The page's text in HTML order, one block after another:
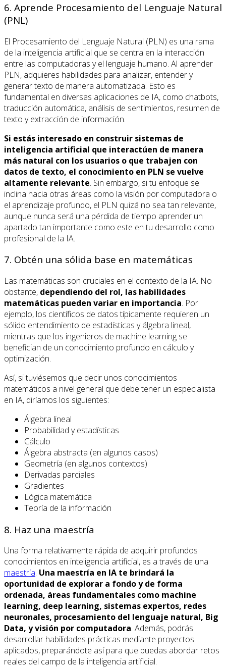
6. Aprende Procesamiento del Lenguaje Natural
(PNL)
El Procesamiento del Lenguaje Natural (PLN) es una rama
de la inteligencia artificial que se centra en la interacción
entre las computadoras y el lenguaje humano. Al aprender
PLN, adquieres habilidades para analizar, entender y
generar texto de manera automatizada. Esto es
fundamental en diversas aplicaciones de IA, como chatbots,
traducción automática, análisis de sentimientos, resumen de
texto y extracción de información.
Si estás interesado en construir sistemas de
inteligencia artificial que interactúen de manera
más natural con los usuarios o que trabajen con
datos de texto, el conocimiento en PLN se vuelve
altamente relevante. Sin embargo, si tu enfoque se
inclina hacia otras áreas como la visión por computadora o
el aprendizaje profundo, el PLN quizá no sea tan relevante,
aunque nunca será una pérdida de tiempo aprender un
apartado tan importante como este en tu desarrollo como
profesional de la IA.
7. Obtén una sólida base en matemáticas
Las matemáticas son cruciales en el contexto de la IA. No
obstante, dependiendo del rol, las habilidades
matemáticas pueden variar en importancia. Por
ejemplo, los científicos de datos típicamente requieren un
sólido entendimiento de estadísticas y álgebra lineal,
mientras que los ingenieros de machine learning se
benefician de un conocimiento profundo en cálculo y
optimización.
Así, si tuviésemos que decir unos conocimientos
matemáticos a nivel general que debe tener un especialista
en IA, diríamos los siguientes:
Álgebra lineal
Probabilidad y estadísticas
Cálculo
Álgebra abstracta (en algunos casos)
Geometría (en algunos contextos)
Derivadas parciales
Gradientes
Lógica matemática
Teoría de la información
8. Haz una maestría
Una forma relativamente rápida de adquirir profundos
conocimientos en inteligencia artificial, es a través de una
maestría. Una maestría en IA te brindará la
oportunidad de explorar a fondo y de forma
ordenada, áreas fundamentales como machine
learning, deep learning, sistemas expertos, redes
neuronales, procesamiento del lenguaje natural, Big
Data, y visión por computadora. Además, podrás
desarrollar habilidades prácticas mediante proyectos
aplicados, preparándote así para que puedas abordar retos
reales del campo de la inteligencia artificial.